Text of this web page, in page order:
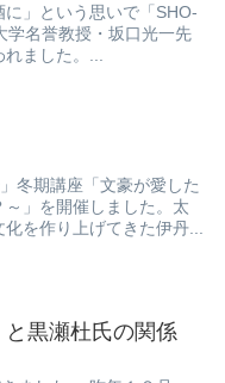
に」という思いで「SHO-
学名誉教授・坂口光一先
ました。 ​ ...
冬期講座「文豪が愛した
」を開催しました。太
を作り上げてきた伊丹...
と黒瀬杜氏の関係